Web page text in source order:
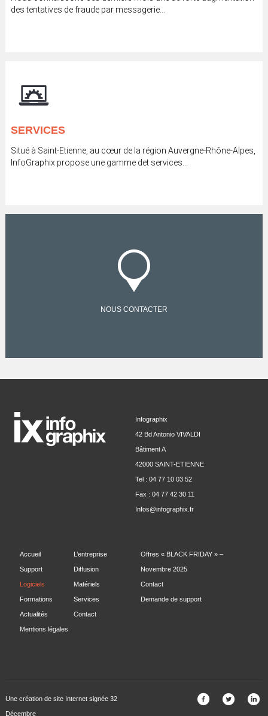
des tentatives de fraude par messagerie...
SERVICES
Situé à Saint-Etienne, au cœur de la région Auvergne-Rhône-Alpes,
InfoGraphix propose une gamme det services...
NOUS CONTACTER
Infographix
42 Bd Antonio VIVALDI
Bâtiment A
42000 SAINT-ETIENNE
Tel : 04 77 10 03 52
Fax : 04 77 42 30 11
Infos@infographix.fr
Accueil L’entreprise
Support Diffusion
Logiciels Matériels
Formations Services
Actualités Contact
Mentions légales
Offres « BLACK FRIDAY » –
Novembre 2025
Contact
Demande de support
Une création de site Internet signée 32
Décembre